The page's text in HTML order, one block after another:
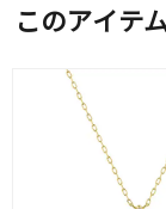
このアイテ